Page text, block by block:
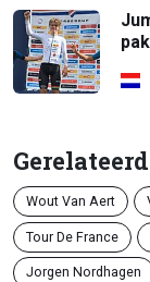
Wout Van Aert
Tour De France
Jorgen Nordhagen